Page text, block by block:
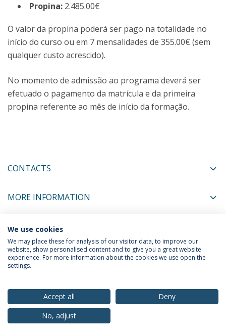
Propina: 2.485.00€
O valor da propina poderá ser pago na totalidade no
início do curso ou em 7 mensalidades de 355.00€ (sem
qualquer custo acrescido).
No momento de admissão ao programa deverá ser
efetuado o pagamento da matrícula e da primeira
propina referente ao mês de início da formação.
CONTACTS
MORE INFORMATION
COORDINATORS
Privacy Policy
© 2026 Universidade Católica Portuguesa
We use cookies
We may place these for analysis of our visitor data, to improve our
website, show personalised content and to give you a great website
experience. For more information about the cookies we use open the
settings.
Accept all
Deny
No, adjust